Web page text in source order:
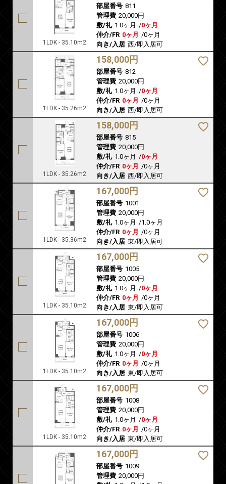
1LDK - 35.10m2
部屋番号 811
管理費 20,000円
敷/礼 1.0ヶ月 /0ヶ月
仲介/FR 0ヶ月 /0ヶ月
向き/入居 西/即入居可
1LDK - 35.26m2
158,000円
部屋番号 812
管理費 20,000円
敷/礼 1.0ヶ月 /0ヶ月
仲介/FR 0ヶ月 /0ヶ月
向き/入居 西/即入居可
1LDK - 35.26m2
158,000円
部屋番号 815
管理費 20,000円
敷/礼 1.0ヶ月 /0ヶ月
仲介/FR 0ヶ月 /0ヶ月
向き/入居 西/即入居可
1LDK - 35.36m2
167,000円
部屋番号 1001
管理費 20,000円
敷/礼 1.0ヶ月 /1.0ヶ月
仲介/FR 0ヶ月 /0ヶ月
向き/入居 東/即入居可
1LDK - 35.10m2
167,000円
部屋番号 1005
管理費 20,000円
敷/礼 1.0ヶ月 /0ヶ月
仲介/FR 0ヶ月 /0ヶ月
向き/入居 東/即入居可
1LDK - 35.10m2
167,000円
部屋番号 1006
管理費 20,000円
敷/礼 1.0ヶ月 /0ヶ月
仲介/FR 0ヶ月 /0ヶ月
向き/入居 東/即入居可
1LDK - 35.10m2
167,000円
部屋番号 1008
管理費 20,000円
敷/礼 1.0ヶ月 /0ヶ月
仲介/FR 0ヶ月 /0ヶ月
向き/入居 東/即入居可
167,000円
部屋番号 1009
管理費 20,000円